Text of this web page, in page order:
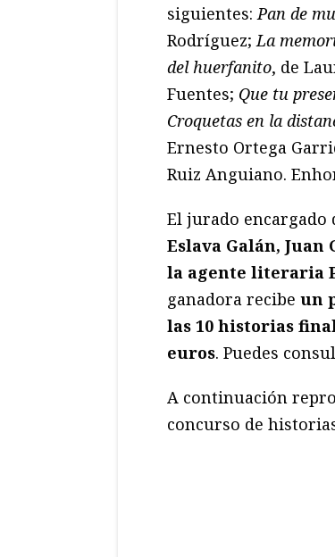
siguientes: Pan de
Rodríguez;La
del huerfanito, de
Fuentes; Que tu
Croquetas en la
Ernesto Ortega
Ruiz Anguiano.
El jurado encargado
Eslava Galán,
la agente literaria
ganadora recibe un
las 10 historias
euros. Puedes
A continuación
concurso de